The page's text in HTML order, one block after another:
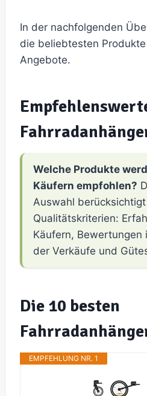
In der nachfolgenden
die beliebtesten
Angebote.
Welche Produkte
Käufern empfohlen?
Auswahl
Qualitätskriterien:
Käufern, Bewertungen
der Verkäufe und
Die 10 besten
EMPFEHLUNG NR. 1